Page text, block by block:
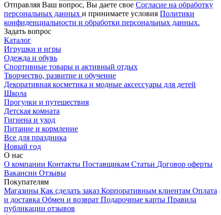
Отправляя Ваш вопрос, Вы даете свое Согласие на обработку
персональных данных и принимаете условия Политики
конфиденциальности и обработки персональных данных.
Задать вопрос
Каталог
Игрушки и игры
Одежда и обувь
Спортивные товары и активный отдых
Творчество, развитие и обучение
Декоративная косметика и модные аксессуары для детей
Школа
Прогулки и путешествия
Детская комната
Гигиена и уход
Питание и кормление
Все для праздника
Новый год
О нас
О компании Контакты Поставщикам Статьи Договор оферты
Вакансии Отзывы
Покупателям
Магазины Как сделать заказ Корпоративным клиентам Оплата
и доставка Обмен и возврат Подарочные карты Правила
публикации отзывов